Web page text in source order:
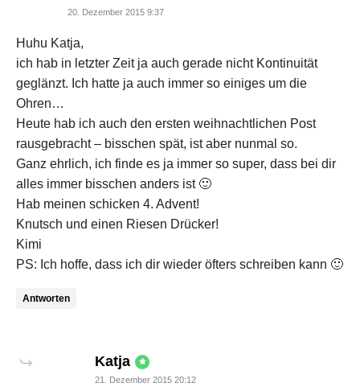
20. Dezember 2015 9:37
Huhu Katja,
ich hab in letzter Zeit ja auch gerade nicht Kontinuität
geglänzt. Ich hatte ja auch immer so einiges um die
Ohren…
Heute hab ich auch den ersten weihnachtlichen Post
rausgebracht – bisschen spät, ist aber nunmal so.
Ganz ehrlich, ich finde es ja immer so super, dass bei dir
alles immer bisschen anders ist 🙂
Hab meinen schicken 4. Advent!
Knutsch und einen Riesen Drücker!
Kimi
PS: Ich hoffe, dass ich dir wieder öfters schreiben kann 🙂
Antworten
Katja says:
21. Dezember 2015 20:12